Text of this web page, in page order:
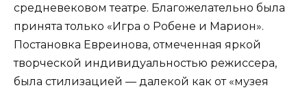
средневековом театре. Благожелательно была
принята только «Игра о Робене и Марион».
Постановка Евреинова, отмеченная яркой
творческой индивидуальностью режиссера,
была стилизацией — далекой как от «музея